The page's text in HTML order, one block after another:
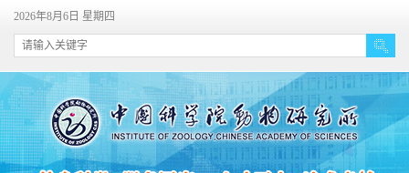
2026年8月6日 星期四